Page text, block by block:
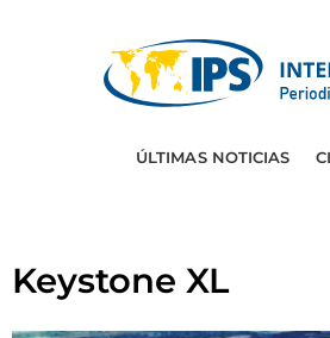
ÚLTIMAS NOTICIAS
Keystone XL